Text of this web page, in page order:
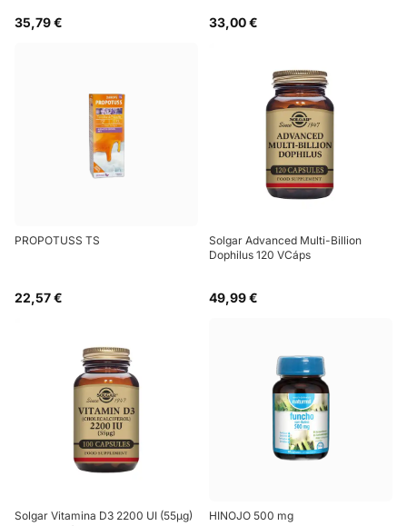
35,79 € 33,00 €
PROPOTUSS TS
22,57 €
Solgar Advanced Multi-Billion
Dophilus 120 VCáps
49,99 €
Solgar Vitamina D3 2200 UI (55µg)
HINOJO 500 mg